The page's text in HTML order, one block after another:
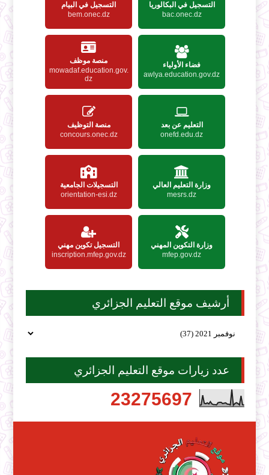
التسجيل في البكالوريا
bac.onec.dz
التسجيل في البيام
bem.onec.dz
فضاء الأولياء
awlya.education.gov.dz
منصة موظف
mowadaf.education.gov.
dz
التعليم عن بعد
onefd.edu.dz
منصة التوظيف
concours.onec.dz
وزارة التعليم العالي
mesrs.dz
التسجيلات الجامعية
orientation-esi.dz
وزارة التكوين المهني
mfep.gov.dz
التسجيل تكوين مهني
inscription.mfep.gov.dz
أرشيف موقع التعليم الجزائري
عدد زيارات موقع التعليم الجزائري
23275697